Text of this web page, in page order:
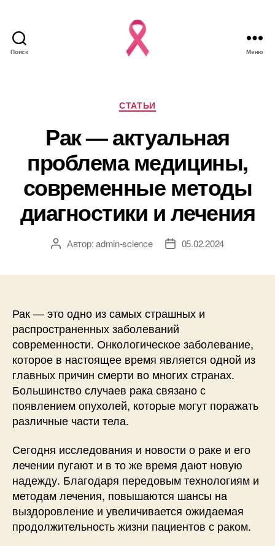
Поиск Меню
Рубрики
СТАТЬИ
Рак — актуальная
проблема медицины,
современные методы
диагностики и лечения
АвторАвтор:admin-science
Дата05.02.2024
Рак — это одно из самых страшных и
распространенных заболеваний
современности. Онкологическое заболевание,
которое в настоящее время является одной из
главных причин смерти во многих странах.
Большинство случаев рака связано с
появлением опухолей, которые могут поражать
различные части тела.
Сегодня исследования и новости о раке и его
лечении пугают и в то же время дают новую
надежду. Благодаря передовым технологиям и
методам лечения, повышаются шансы на
выздоровление и увеличивается ожидаемая
продолжительность жизни пациентов с раком.